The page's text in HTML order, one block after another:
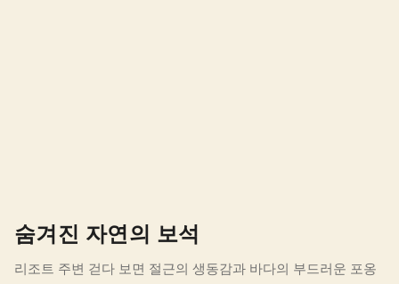
숨겨진 자연의 보석
리조트 주변 걷다 보면 절근의 생동감과 바다의 부드러운 포옹